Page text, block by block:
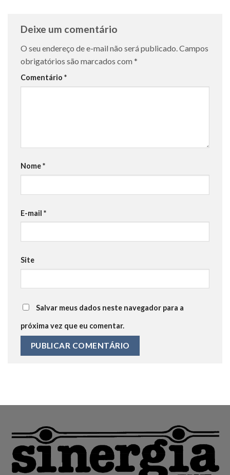
Deixe um comentário
O seu endereço de e-mail não será publicado.Campos
obrigatórios são marcados com *
Comentário *
Nome*
E-mail *
Site
Salvar meus dados neste navegador para a
próxima vez que eu comentar.